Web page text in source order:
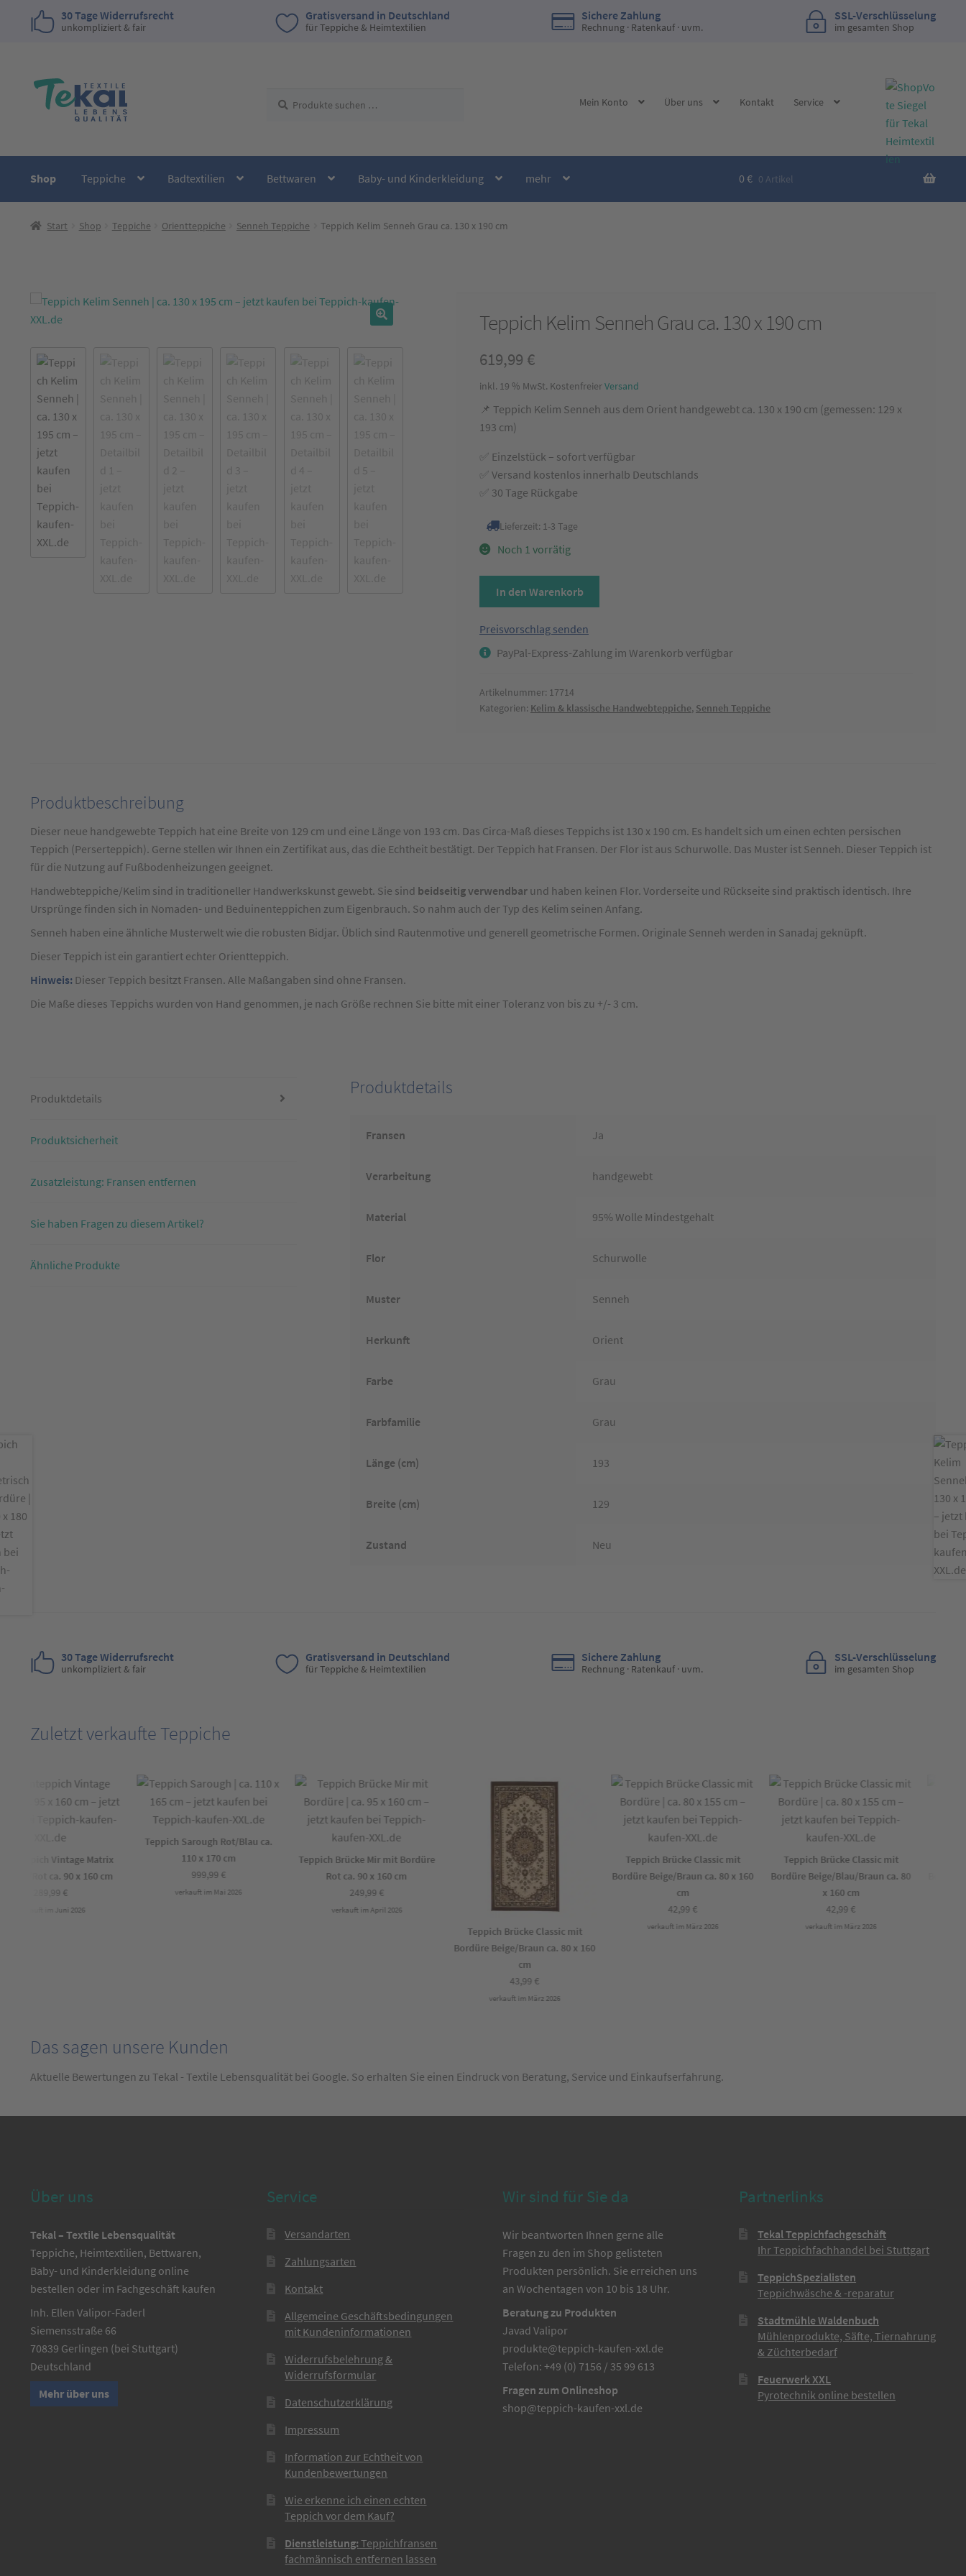
30 Tage Widerrufsrecht
unkompliziert & fair
Gratisversand in Deutschland
für Teppiche & Heimtextilien
Sichere Zahlung
Rechnung · Ratenkauf · uvm.
SSL-Verschlüsselung
im gesamten Shop
Zur
Navigation
Zum
Inhalt
nach:
Mein Konto Über uns Kontakt Service
Shop Teppiche Badtextilien Bettwaren Baby- und Kinderkleidung mehr 0€ 0 Artikel
Start Shop Teppiche Orientteppiche Senneh Teppiche Teppich Kelim Senneh Grau ca. 130 x 190 cm
Teppich Kelim Senneh Grau ca. 130 x 190 cm
619,99 €
inkl. 19 % MwSt. KostenfreierVersand
📌 Teppich Kelim Senneh aus dem Orient handgewebt ca. 130 x 190 cm (gemessen: 129 x
193 cm)
✅ Einzelstück – sofort verfügbar
✅ Versand kostenlos innerhalb Deutschlands
✅ 30 Tage Rückgabe
Lieferzeit: 1-3 Tage
Noch 1 vorrätig
Grau
ca.
x
190
In den Warenkorb
Preisvorschlag senden
PayPal-Express-Zahlung im Warenkorb verfügbar
Artikelnummer: 17714
Kategorien: Kelim & klassische Handwebteppiche, Senneh Teppiche
Produktbeschreibung
für
Teppich
Kelim
Senneh
Grau
ca.
130
x
190
cm
Produktbeschreibung
Dieser neue handgewebte Teppich hat eine Breite von 129 cm und eine Länge von 193 cm. Das Circa-Maß dieses Teppichs ist 130 x 190 cm. Es handelt sich um einen echten persischen
Teppich (Perserteppich). Gerne stellen wir Ihnen ein Zertifikat aus, das die Echtheit bestätigt. Der Teppich hat Fransen. Der Flor ist aus Schurwolle. Das Muster ist Senneh. Dieser Teppich ist
für die Nutzung auf Fußbodenheizungen geeignet.
Handwebteppiche/Kelim sind in traditioneller Handwerkskunst gewebt. Sie sind beidseitig verwendbarund haben keinen Flor. Vorderseite und Rückseite sind praktisch identisch. Ihre
Ursprünge finden sich in Nomaden- und Beduinenteppichen zum Eigenbrauch. So nahm auch der Typ des Kelim seinen Anfang.
Senneh haben eine ähnliche Musterwelt wie die robusten Bidjar. Üblich sind Rautenmotive und generell geometrische Formen. Originale Senneh werden in Sanadaj geknüpft.
Dieser Teppich ist ein garantiert echter Orientteppich.
Hinweis: Dieser Teppich besitzt Fransen. Alle Maßangaben sind ohne Fransen.
Die Maße dieses Teppichs wurden von Hand genommen, je nach Größe rechnen Sie bitte mit einer Toleranz von bis zu +/- 3 cm.
Produktdetails
Produktsicherheit
Zusatzleistung: Fransen entfernen
Sie haben Fragen zu diesem Artikel?
Ähnliche Produkte
Produktdetails
Fransen Ja
Verarbeitung handgewebt
Material 95% Wolle Mindestgehalt
Flor Schurwolle
Muster Senneh
Herkunft Orient
Farbe Grau
Farbfamilie Grau
Länge (cm) 193
Breite (cm) 129
Zustand Neu
30 Tage Widerrufsrecht
unkompliziert & fair
Gratisversand in Deutschland
für Teppiche & Heimtextilien
Sichere Zahlung
Rechnung · Ratenkauf · uvm.
SSL-Verschlüsselung
im gesamten Shop
Zuletzt verkaufte Teppiche
Vintage Matrix
Rot ca. 90 x 160 cm
289,99€
verkauft im Juni 2026
Teppich Sarough Rot/Blau ca.
110 x 170 cm
999,99€
verkauft im Mai 2026
Teppich Brücke Mir mit Bordüre
Rot ca. 90 x 160 cm
249,99€
verkauft im April 2026
Teppich Brücke Classic mit
Bordüre Beige/Braun ca. 80 x 160
cm
43,99€
verkauft im März 2026
Teppich Brücke Classic mit
Bordüre Beige/Braun ca. 80 x 160
cm
42,99€
verkauft im März 2026
Teppich Brücke Classic mit
Bordüre Beige/Blau/Braun ca. 80
x 160 cm
42,99€
verkauft im März 2026
Das sagen unsere Kunden
Aktuelle Bewertungen zu Tekal - Textile Lebensqualität bei Google. So erhalten Sie einen Eindruck von Beratung, Service und Einkaufserfahrung.
Über uns
Tekal – Textile Lebensqualität
Teppiche, Heimtextilien, Bettwaren,
Baby- und Kinderkleidung online
bestellen oder im Fachgeschäft kaufen
Inh. Ellen Valipor-Faderl
Siemensstraße 66
70839 Gerlingen (bei Stuttgart)
Deutschland
Mehr über uns
Service
Versandarten
Zahlungsarten
Kontakt
Allgemeine Geschäftsbedingungen
mit Kundeninformationen
Widerrufsbelehrung &
Widerrufsformular
Datenschutzerklärung
Impressum
Information zur Echtheit von
Kundenbewertungen
Wie erkenne ich einen echten
Teppich vor dem Kauf?
Dienstleistung: Teppichfransen
fachmännisch entfernen lassen
Wir sind für Sie da
Wir beantworten Ihnen gerne alle
Fragen zu den im Shop gelisteten
Produkten persönlich. Sie erreichen uns
an Wochentagen von 10 bis 18 Uhr.
Beratung zu Produkten
Javad Valipor
produkte@teppich-kaufen-xxl.de
Telefon: +49 (0) 7156 / 35 99 613
Fragen zum Onlineshop
shop@teppich-kaufen-xxl.de
Partnerlinks
Tekal Teppichfachgeschäft
Ihr Teppichfachhandel bei Stuttgart
TeppichSpezialisten
Teppichwäsche & -reparatur
Stadtmühle Waldenbuch
Mühlenprodukte, Säfte, Tiernahrung
& Züchterbedarf
Feuerwerk XXL
Pyrotechnik online bestellen